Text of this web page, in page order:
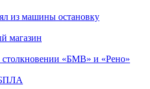
из машины остановку
магазин
столкновении «БМВ» и «Рено»
БПЛА